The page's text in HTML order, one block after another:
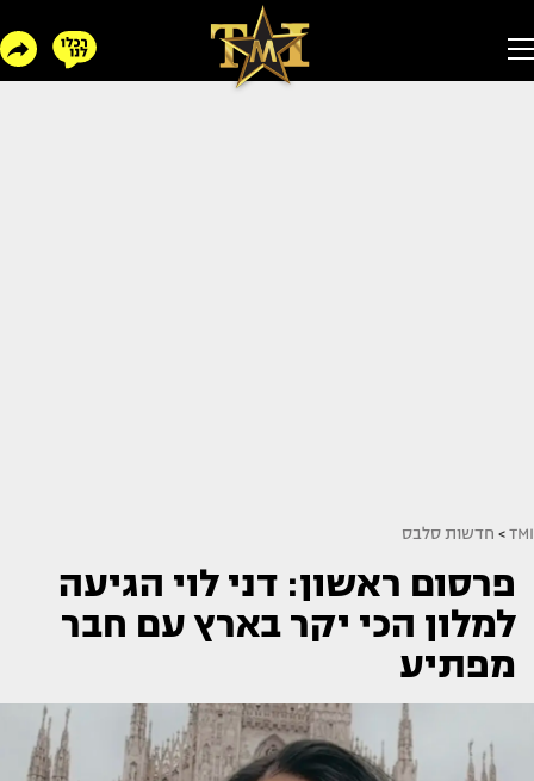
TMI
> חדשות סלבס
פרסום ראשון: דני לוי הגיעה
למלון הכי יקר בארץ עם חבר
מפתיע